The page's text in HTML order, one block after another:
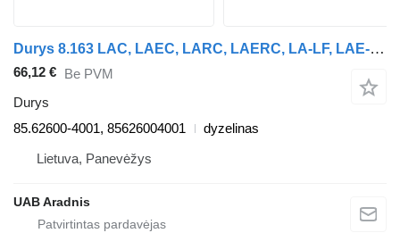
Durys 8.163 LAC, LAEC, LARC, LAERC, LA-LF, LAE-LF 85.62600-4001 sunkvežimio MAN L 2000
66,12 € Be PVM
Durys
85.62600-4001, 85626004001
dyzelinas
Lietuva, Panevėžys
UAB Aradnis